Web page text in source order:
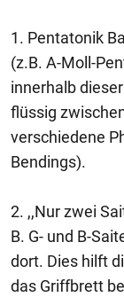
1. Pentatonik
(z.B. A-Moll-
innerhalb
flüssig
verschiedene
Bendings).
2. ,,Nur zwei
B. G- und B-
dort. Dies hilft
das Griffbrett